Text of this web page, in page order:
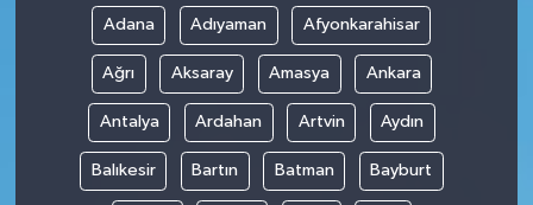
Adana Adıyaman Afyonkarahisar
Ağrı Aksaray Amasya Ankara
Antalya Ardahan Artvin Aydın
Balıkesir Bartın Batman Bayburt